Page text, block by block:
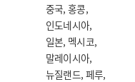
중국, 홍콩,
인도네시아,
일본, 멕시코,
말레이시아,
뉴질랜드, 페루,